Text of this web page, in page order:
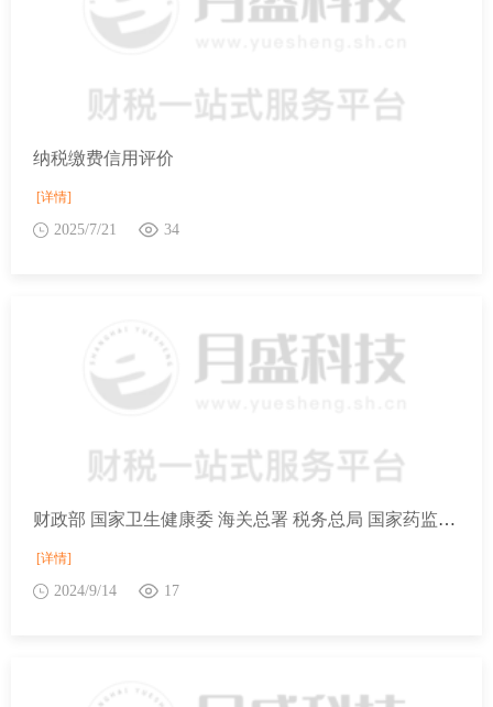
纳税缴费信用评价
[详情]
2025/7/21 34
财政部 国家卫生健康委 海关总署 税务总局 国家药监局关于海南自由贸易港药品、医疗器械“零关税”政策的通知
[详情]
2024/9/14 17